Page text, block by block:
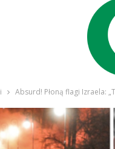
Absurd! Płoną flagi Izraela: